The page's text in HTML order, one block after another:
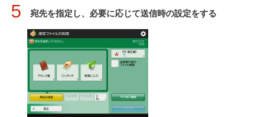
5 宛先を指定し、必要に応じて送信時の設定をする